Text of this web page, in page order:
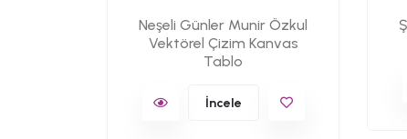
Neşeli Günler Munir Özkul
Vektörel Çizim Kanvas
Tablo
İncele